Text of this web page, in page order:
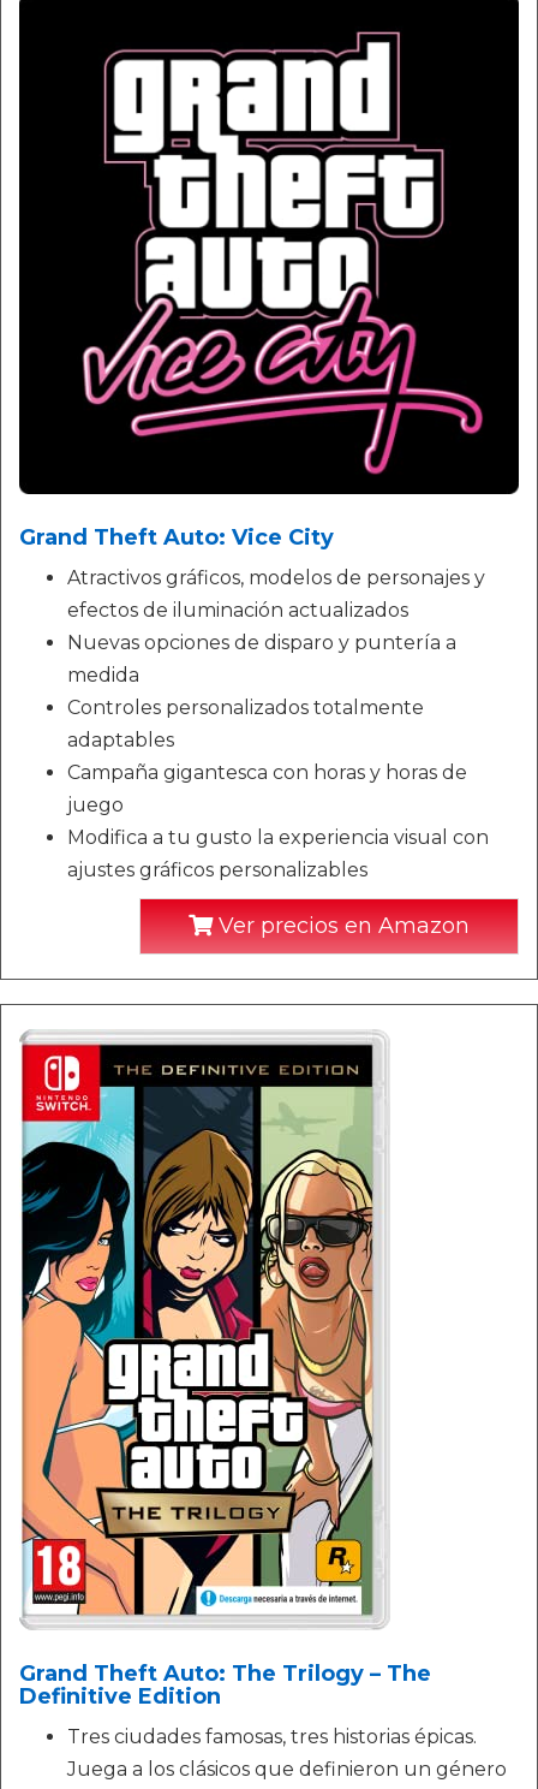
Grand Theft Auto: Vice City
Atractivos gráficos, modelos de personajes y
efectos de iluminación actualizados
Nuevas opciones de disparo y puntería a
medida
Controles personalizados totalmente
adaptables
Campaña gigantesca con horas y horas de
juego
Modifica a tu gusto la experiencia visual con
ajustes gráficos personalizables
Ver precios en Amazon
Grand Theft Auto: The Trilogy – The
Definitive Edition
Tres ciudades famosas, tres historias épicas.
Juega a los clásicos que definieron un género